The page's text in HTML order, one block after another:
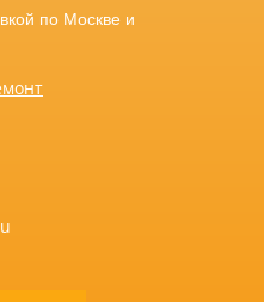
по Москве и